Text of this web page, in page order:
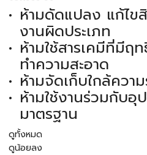
ห้ามดัดแปลง แก้ไข
งานผิดประเภท
ห้ามใช้สารเคมีที่มีฤ
ทำความสะอาด
ห้ามจัดเก็บใกล้ควา
ห้ามใช้งานร่วมกับอุ
มาตรฐาน
ดูทั้งหมด
ดูน้อยลง